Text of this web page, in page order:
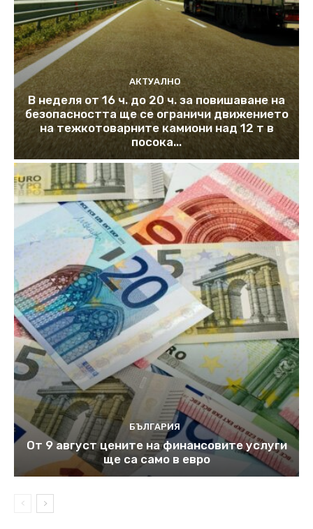
АКТУАЛНО
В неделя от 16 ч. до 20 ч. за повишаване на
безопасността ще се ограничи движението
на тежкотоварните камиони над 12 т в
посока...
БЪЛГАРИЯ
От 9 август цените на финансовите услуги
ще са само в евро